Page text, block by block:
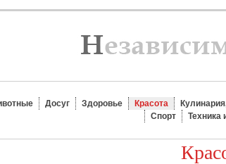
Досуг Здоровье Красота
Спорт
Техника